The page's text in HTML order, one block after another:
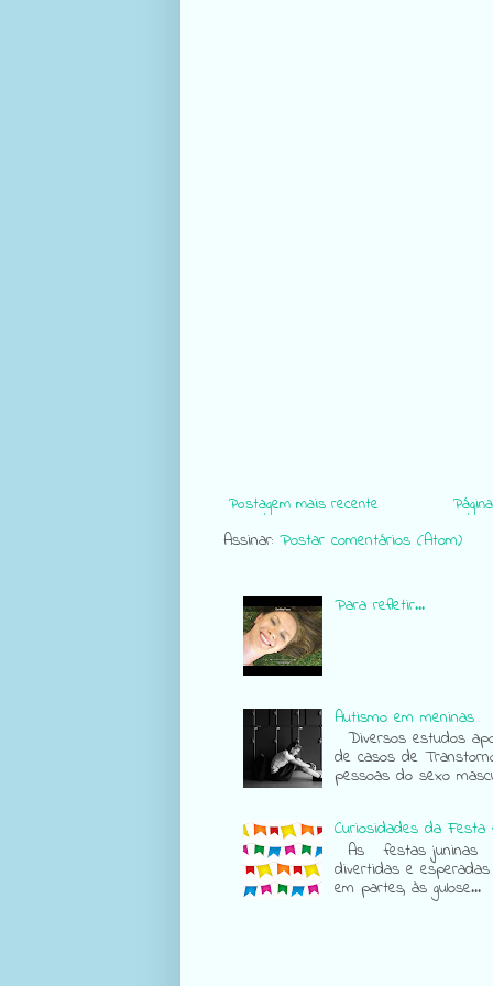
Postagem mais recente
Assinar:Postar comentários (Atom)
Para refletir...
Autismo em meninas
Diversos estudos
de casos de
pessoas do sexo
Curiosidades da Festa
As festas juninas
divertidas e
em partes, às gulose...